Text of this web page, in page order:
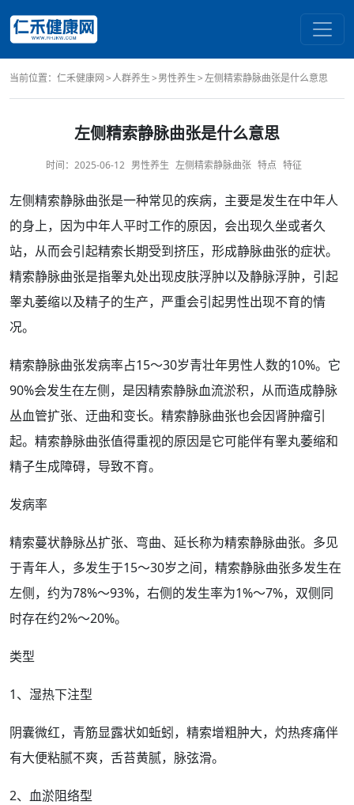
当前位置： 仁禾健康网 人群养生 男性养生 左侧精索静脉曲张是什么意思
左侧精索静脉曲张是什么意思
时间： 2025-06-12 男性养生 左侧精索静脉曲张 特点 特征
左侧精索静脉曲张是一种常见的疾病，主要是发生在中年人
的身上，因为中年人平时工作的原因，会出现久坐或者久
站，从而会引起精索长期受到挤压，形成静脉曲张的症状。
精索静脉曲张是指睾丸处出现皮肤浮肿以及静脉浮肿，引起
睾丸萎缩以及精子的生产，严重会引起男性出现不育的情
况。
精索静脉曲张发病率占15～30岁青壮年男性人数的10%。它
90%会发生在左侧，是因精索静脉血流淤积，从而造成静脉
丛血管扩张、迂曲和变长。精索静脉曲张也会因肾肿瘤引
起。精索静脉曲张值得重视的原因是它可能伴有睾丸萎缩和
精子生成障碍，导致不育。
发病率
精索蔓状静脉丛扩张、弯曲、延长称为精索静脉曲张。多见
于青年人，多发生于15～30岁之间，精索静脉曲张多发生在
左侧，约为78%～93%，右侧的发生率为1%～7%，双侧同
时存在约2%～20%。
类型
1、湿热下注型
阴囊微红，青筋显露状如蚯蚓，精索增粗肿大，灼热疼痛伴
有大便粘腻不爽，舌苔黄腻，脉弦滑。
2、血淤阻络型